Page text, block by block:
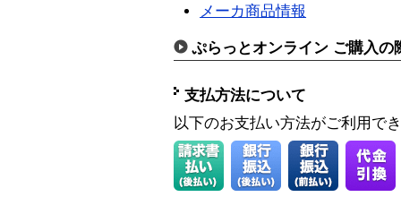
メーカ商品情報
ぷらっとオンライン ご購入の
支払方法について
以下のお支払い方法がご利用で